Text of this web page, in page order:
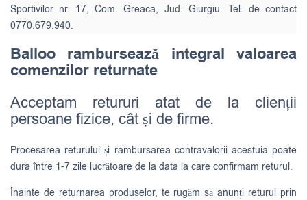
Sportivilor nr. 17, Com. Greaca, Jud. Giurgiu. Tel. de contact
0770.679.940.
Balloo rambursează integral valoarea
comenzilor returnate
Acceptam retururi atat de la clienții
persoane fizice, cât și de firme.
Procesarea returului și rambursarea contravalorii acestuia poate
dura între 1-7 zile lucrătoare de la data la care confirmam returul.
Înainte de returnarea produselor, te rugăm să anunți returul prin